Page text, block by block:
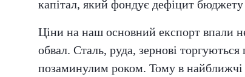
капітал, який фондує дефіцит
Ціни на наш основний експорт впали
обвал. Сталь, руда, зернові
позаминулим роком. Тому в найближчі